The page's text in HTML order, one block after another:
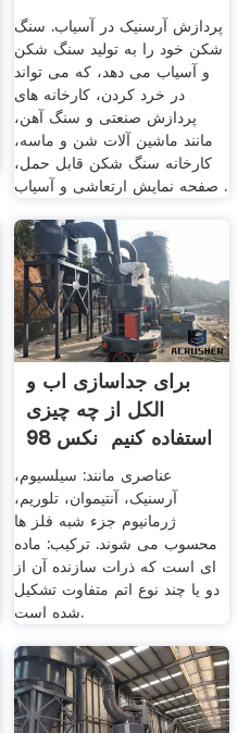
پردازش آرسنیک در آسیاب. سنگ
شکن خود را به تولید سنگ شکن
و آسیاب می دهد، که می تواند
در خرد کردن، کارخانه های
پردازش صنعتی و سنگ آهن،
مانند ماشین آلات شن و ماسه،
کارخانه سنگ شکن قابل حمل،
صفحه نمایش ارتعاشی و آسیاب .
برای جداسازی اب و
الکل از چه چیزی
استفاده کنیم ️ نکس 98
عناصری مانند: سیلسیوم،
آرسنیک، آنتیموان، تلوریم،
ژرمانیوم جزء شبه فلز ها
محسوب می شوند. ترکیب: ماده
ای است که ذرات سازنده آن از
دو یا چند نوع اتم متفاوت تشکیل
شده است.